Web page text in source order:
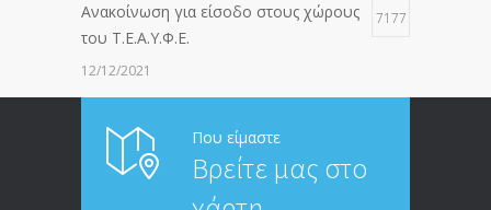
Ανακοίνωση για είσοδο στους χώρους
του Τ.Ε.Α.Υ.Φ.Ε.
7177
12/12/2021
ΑΝΑΚΟΙΝΩΣΗ ΠΡΟΣ ΣΥΝΤΑΞΙΟΥΧΟΥΣ
20/12/2019
Που είμαστε
Βρείτε μας στο